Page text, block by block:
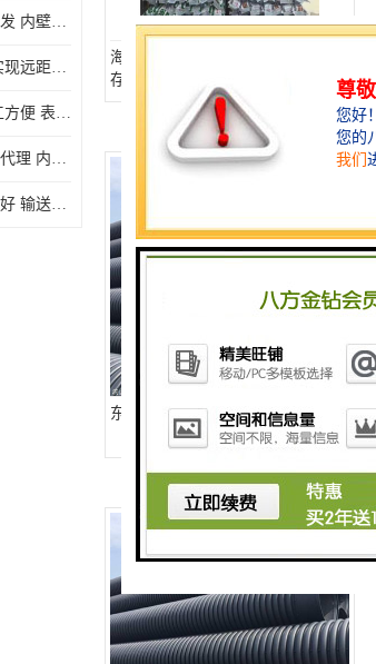
惠城区永高电线管批发 内壁光滑 抗震性能好
东莞伟星电线管 可实现远距离通信 频率稳定性好
通信管道供应商 施工方便 表面电阻系数大
越秀区伟星排水管总代理 内部表面光滑 大功率 效率高
惠州永高给水管哪家好 输送能力强 方便施工和运输
海珠区通信HDPE波纹管经销商 库
存充足
东莞HDPE波纹管批发